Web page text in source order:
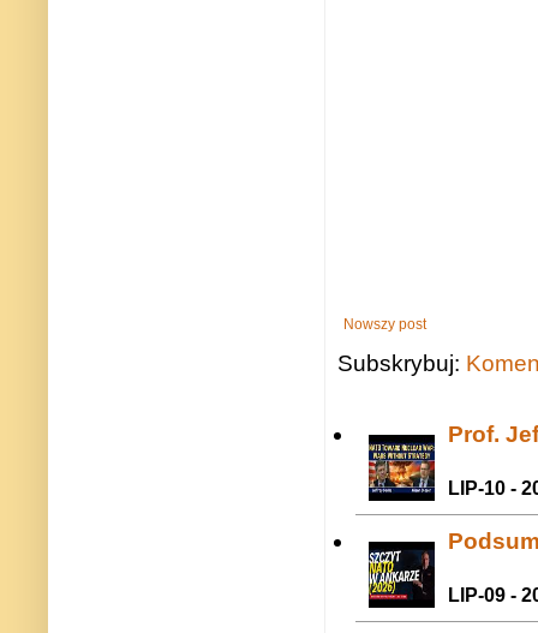
Nowszy post
Subskrybuj:
Prof.
LIP-10 -
LIP-09 -